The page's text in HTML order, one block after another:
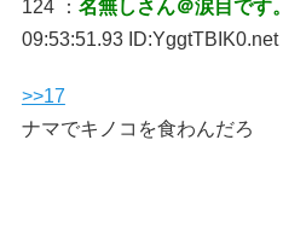
124 ： 名無しさん＠涙目です。
09:53:51.93 ID:YggtTBIK0.net
>>17
ナマでキノコを食わんだろ